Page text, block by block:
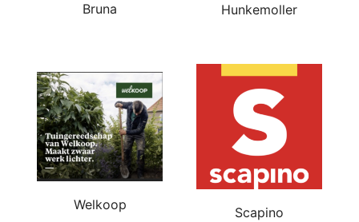
Bruna Hunkemoller
Welkoop
Scapino